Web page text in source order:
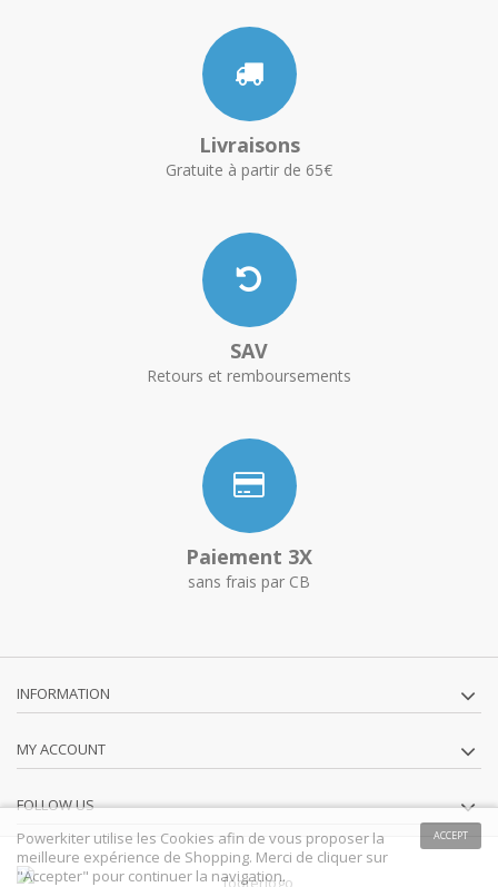
Livraisons
Gratuite à partir de 65€
SAV
Retours et remboursements
Paiement 3X
sans frais par CB
INFORMATION
MY ACCOUNT
FOLLOW US
ACCEPT
Powerkiter utilise les Cookies afin de vous proposer la
meilleure expérience de Shopping. Merci de cliquer sur
"Accepter" pour continuer la navigation.